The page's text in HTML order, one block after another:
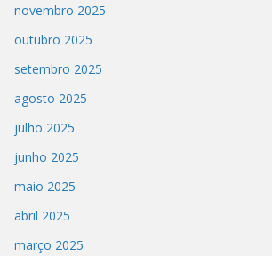
novembro 2025
outubro 2025
setembro 2025
agosto 2025
julho 2025
junho 2025
maio 2025
abril 2025
março 2025